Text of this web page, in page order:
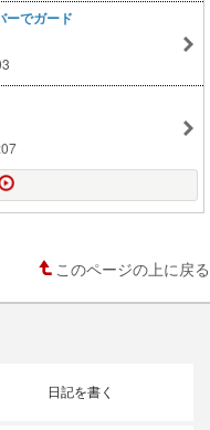
ーでガード
このページの上に戻る
日記を書く